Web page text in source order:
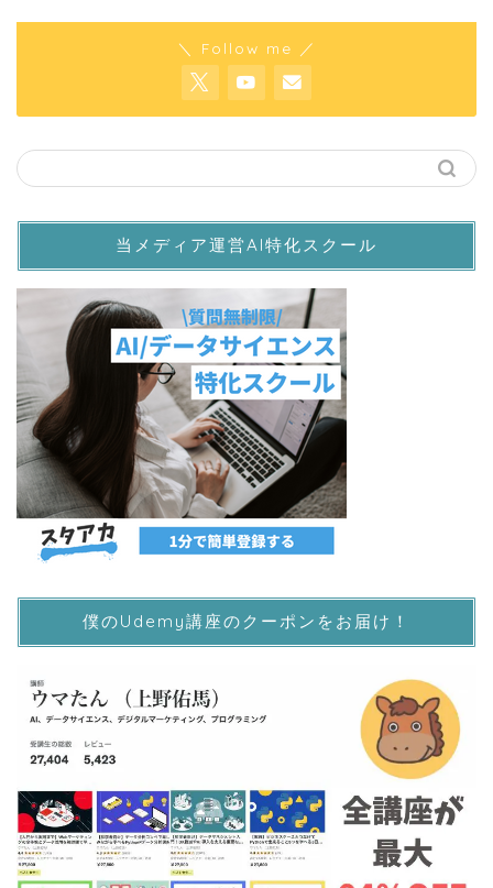
＼ Follow me ／
当メディア運営AI特化スクール
僕のUdemy講座のクーポンをお届け！